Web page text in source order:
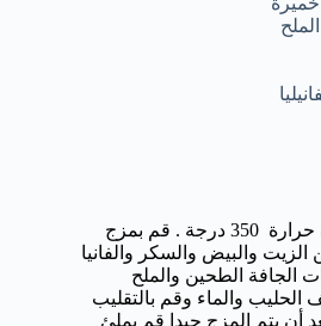
قم بتسخن الفرن على درجة حرارة 350 درجة . قم بمزج
الزيت والبيض والسكر والفانيا
الجافة الطحين والملح
الحليب والماء وقم بالتقليب
أن يتم المزج جيدا قم بملئ